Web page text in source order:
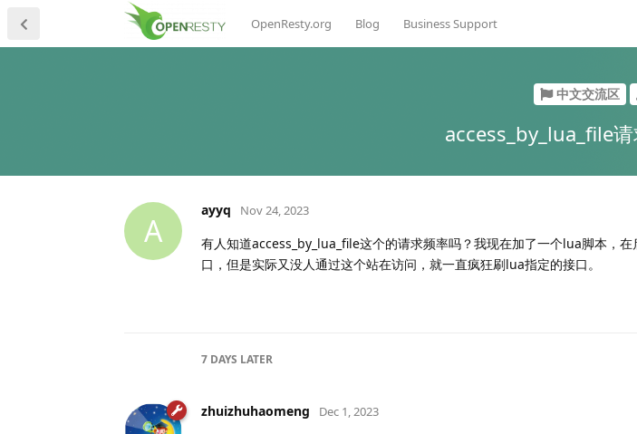
OpenResty.org Blog Business Support
中文交流区
access_by_lua_file
A
ayyq Nov 24, 2023
有人知道access_by_lua_file这个的请求频率吗？我现在加了一个lua脚本，
口，但是实际又没人通过这个站在访问，就一直疯狂刷lua指定的接口。
7 DAYS LATER
zhuizhuhaomeng Dec 1, 2023